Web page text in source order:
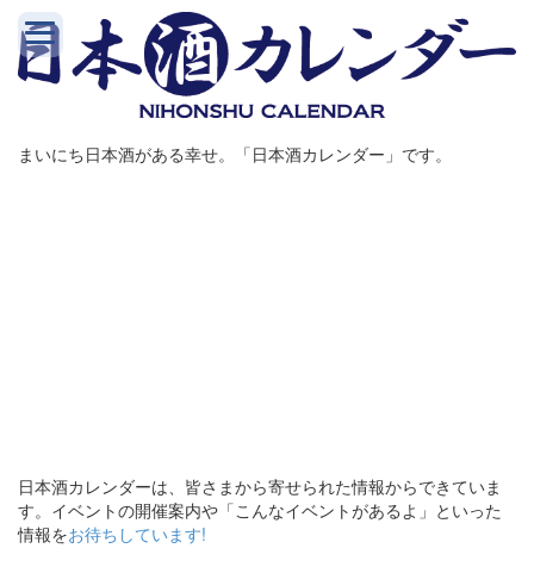
まいにち日本酒がある幸せ。「日本酒カレンダー」です。
日本酒カレンダーは、皆さまから寄せられた情報からできていま
す。イベントの開催案内や「こんなイベントがあるよ」といった
情報をお待ちしています!